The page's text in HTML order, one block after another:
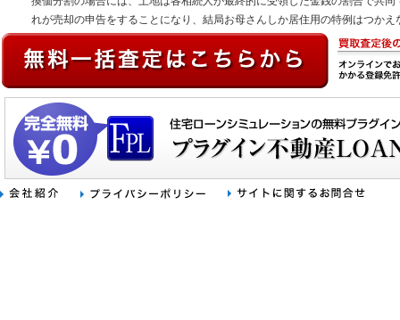
れが売却の申告をすることになり、結局お母さんしか居住用の特例はつか